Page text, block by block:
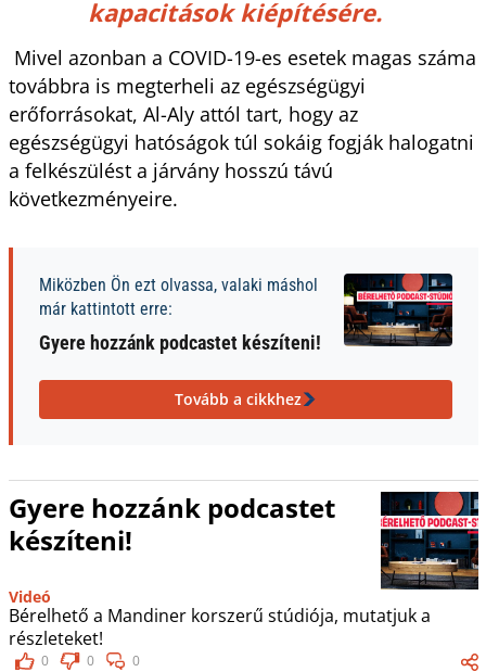
kapacitások kiépítésére.
Mivel azonban a COVID-19-es esetek magas száma
továbbra is megterheli az egészségügyi
erőforrásokat, Al-Aly attól tart, hogy az
egészségügyi hatóságok túl sokáig fogják halogatni
a felkészülést a járvány hosszú távú
következményeire.
Miközben Ön ezt olvassa, valaki máshol
már kattintott erre:
Gyere hozzánk podcastet készíteni!
Tovább a cikkhez
Gyere hozzánk podcastet
készíteni!
Videó
Bérelhető a Mandiner korszerű stúdiója, mutatjuk a
részleteket!
0 0 0